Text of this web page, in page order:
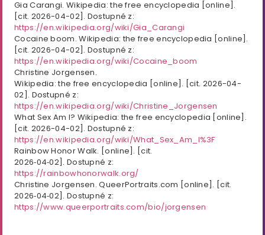
Gia Carangi. Wikipedia: the free encyclopedia [online].
[cit. 2026-04-02]. Dostupné z:
https://en.wikipedia.org/wiki/Gia_Carangi
Cocaine boom. Wikipedia: the free encyclopedia [online].
[cit. 2026-04-02]. Dostupné z:
https://en.wikipedia.org/wiki/Cocaine_boom
Christine Jorgensen.
Wikipedia: the free encyclopedia [online]. [cit. 2026-04-
02]. Dostupné z:
https://en.wikipedia.org/wiki/Christine_Jorgensen
What Sex Am I? Wikipedia: the free encyclopedia [online].
[cit. 2026-04-02]. Dostupné z:
https://en.wikipedia.org/wiki/What_Sex_Am_I%3F
Rainbow Honor Walk. [online]. [cit.
2026‑04‑02]. Dostupné z:
https://rainbowhonorwalk.org/
Christine Jorgensen. QueerPortraits.com [online]. [cit.
2026‑04‑02]. Dostupné z:
https://www.queerportraits.com/bio/jorgensen